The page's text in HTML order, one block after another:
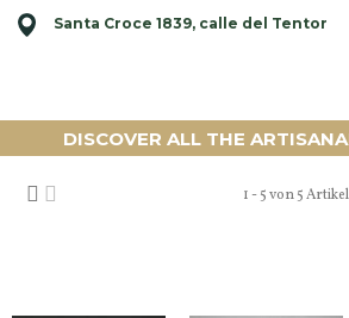
Santa Croce 1839, calle del Tentor
DISCOVER ALL THE
1 - 5 von 5